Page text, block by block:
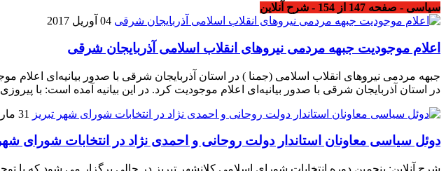
سیاسی - صفحه 147 از 154 - شرح آنلاین
04 آوریل 2017
اعلام موجودیت جبهه مردمی نیروهای انقلاب اسلامی آذربایجان شرقی
جبهه مردمی نیروهای انقلاب اسلامی (جمنا ) در استان آذربایجان شرقی با صدور بیانیه‌ای اعلام
در استان آذربایجان شرقی با صدور بیانیه‌ای اعلام موجودیت کرد. در این بیانیه آمده است: با
31 مارس 2017
دوئل سیاسی معاونان استاندار دولت روحانی و احمدی نژاد در انتخابات شورای شهر
شرح آنلاین: پنجمین دوره انتخابات شورای اسلامی کلانشهر تبریز در حالی برگزار می شود که